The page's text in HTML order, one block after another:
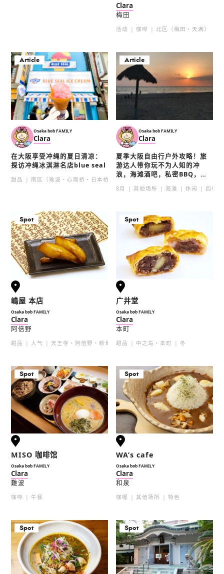
Clara
梅田
活动 咖啡 北区（梅田・天满）
Article
Osaka bob FAMILY
Clara
在大阪享受冲绳的夏日清凉：
探访冲绳冰淇淋名店blue seal
甜品 南区（难波・心斋桥・日本桥）
Article
Osaka bob FAMILY
Clara
夏季大阪自由行户外攻略！旅
游达人带你玩不为人知的冲
浪，海滩酒吧，私密BBQ，野
8月 其他场所 海滩 休闲 四季
Spot
嶋屋 本店
Osaka bob FAMILY
Clara
阿倍野
甜品 人气 天王寺・阿倍野・新世界
Spot
广井堂
Osaka bob FAMILY
Clara
本町
甜品 中之岛・本町 冬
Spot
MISO 咖啡馆
Osaka bob FAMILY
Clara
難波
咖啡 午餐
Spot
WA’s cafe
Osaka bob FAMILY
Clara
和泉
咖喱 其他场所 特色
Spot Spot